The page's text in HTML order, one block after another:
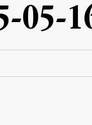
05-